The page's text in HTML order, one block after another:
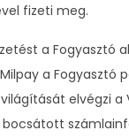
fizeti meg.
a Fogyasztó
a Fogyasztó
elvégzi a
bocsátott